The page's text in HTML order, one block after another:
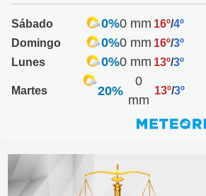
Sábado 0%0 mm 16º/4º
Domingo
0%0 mm 16º/3º
Lunes
0%0 mm 13º/3º
Martes 20%
0
mm
13º/3º